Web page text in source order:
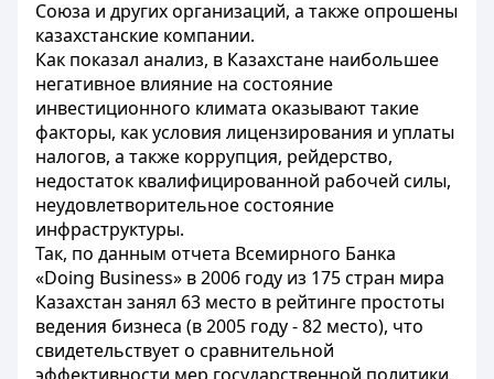
Союза и других организаций, а также опрошены
казахстанские компании.
Как показал анализ, в Казахстане наибольшее
негативное влияние на состояние
инвестиционного климата оказывают такие
факторы, как условия лицензирования и уплаты
налогов, а также коррупция, рейдерство,
недостаток квалифицированной рабочей силы,
неудовлетворительное состояние
инфраструктуры.
Так, по данным отчета Всемирного Банка
«Doing Business» в 2006 году из 175 стран мира
Казахстан занял 63 место в рейтинге простоты
ведения бизнеса (в 2005 году - 82 место), что
свидетельствует о сравнительной